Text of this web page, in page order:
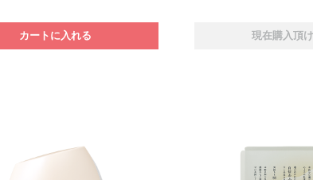
カートに入れる 現在購入頂